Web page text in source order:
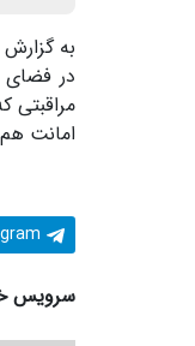
به
در فضای
مراقبتی
امانت
سرویس